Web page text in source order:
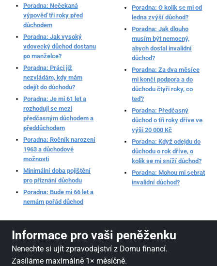
Poradna: Nečekaná
výpověď tři roky před
důchodem
Poradna: Jak vysoký
vdovecký důchod dostanu
po manželce?
Poradna: Práci již
nezvládám, kdy mám
odejít do důchodu?
Poradna: Je mi 61 let a
rozhoduji se mezi
předčasným důchodem a
předdůchodem
Poradna: Ročník narození
1963 a důchodové
možnosti
Minimální doba pojištění
pro přiznání důchodu
Poradna: Bude mi 66 let a
nemám pořád důchod
Poradna: O kolik se mi od
ledna zvýší důchod?
Poradna: Jak dlouho
musím být nemocný,
abych dostal invalidní
důchod?
Poradna: Za dva měsíce
mi končí podpora a do
důchodu čtyři roky, co
teď?
Poradna: Předčasný
důchod o tři roky dříve ve
výši 20 000 Kč
Poradna: Když odejdu do
důchodu o rok dříve, o
kolik se mi sníží důchod?
Poradna: Mohou mi sebrat
invalidní důchod?
Informace pro vaši peněženku
Nenechte si ujít zpravodajství z Domu financí.
Zasíláme maximálně 1× měsíčně.